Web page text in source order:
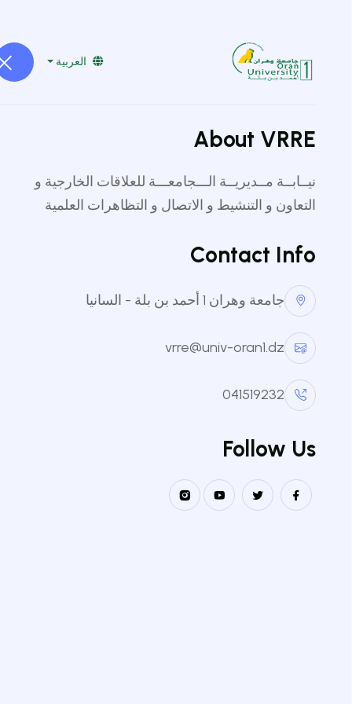
العربية
About VRRE
نيــابــة مــديريــة الـــجامعـــة للعلاقات الخارجية و
التعاون و التنشيط و الاتصال و التظاهرات العلمية
Contact Info
جامعة وهران 1 أحمد بن بلة - السانيا
vrre@univ-oran1.dz
041519232
Follow Us